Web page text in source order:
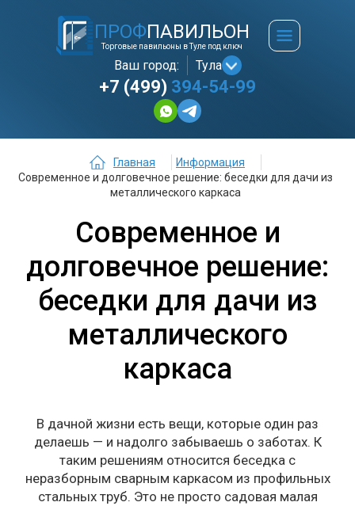
ПРОФПАВИЛЬОН
Торговые павильоны в Туле под ключ
Ваш город: Тула
+7 (499) 394-54-99
Главная
Информация
Современное и долговечное решение: беседки для дачи из
металлического каркаса
Современное и
долговечное решение:
беседки для дачи из
металлического
каркаса
В дачной жизни есть вещи, которые один раз
делаешь — и надолго забываешь о заботах. К
таким решениям относится беседка с
неразборным сварным каркасом из профильных
стальных труб. Это не просто садовая малая